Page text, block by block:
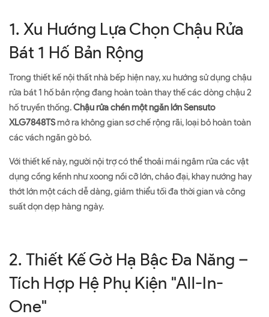
1. Xu Hướng Lựa Chọn Chậu Rửa
Bát 1 Hố Bản Rộng
Trong thiết kế nội thất nhà bếp hiện nay, xu hướng sử dụng chậu
rửa bát 1 hố bản rộng đang hoàn toàn thay thế các dòng chậu 2
hố truyền thống.Chậu rửa chén một ngăn lớn Sensuto
XLG7848TSmở ra không gian sơ chế rộng rãi, loại bỏ hoàn toàn
các vách ngăn gò bó.
Với thiết kế này, người nội trợ có thể thoải mái ngâm rửa các vật
dụng cồng kềnh như xoong nồi cỡ lớn, chảo đại, khay nướng hay
thớt lớn một cách dễ dàng, giảm thiểu tối đa thời gian và công
suất dọn dẹp hàng ngày.
2. Thiết Kế Gờ Hạ Bậc Đa Năng –
Tích Hợp Hệ Phụ Kiện "All-In-
One"